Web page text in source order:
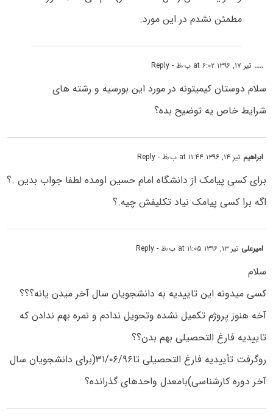
مطمئن نشدم در این مورد.
..... تیر ۱۷, ۱۳۹۶ at ۶:۰۲ ب٫ظ - Reply
سلام دوستان کیمیتونه در مورد این بورسیه و رشته های
شرایط خاص یه توضیح بده؟
ابراهیم تیر ۱۴, ۱۳۹۶ at ۱۱:۴۴ ب٫ظ - Reply
برای کسی پیامک از دانشگاه امام حسین اومده لطفا جواب بدین .؟
اگه برا کسی پیامک نیاد تکلیفش چیه.؟
امیرعلی تیر ۱۳, ۱۳۹۶ at ۱۱:۰۵ ب٫ظ - Reply
سلام
کسی میدونه این تاییدیه به دانشجویان سال آخر میدن یانه؟؟؟
آخه هنوز پروژم تکمیل نشده وتحویل ندادم و نمره بهم ندادن که
تاییدیه فارغ التحصیلی بهم بدن؟؟
روگرفت تأییدیه فارغ التحصیلی تا۳۱/۰۶/۹۶(برای دانشجویان سال
آخر دوره کارشناسی)بامعدل واحدهای گذرانده؟